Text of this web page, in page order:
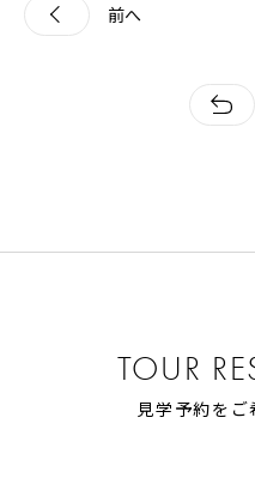
前へ
TOUR
見学予約を